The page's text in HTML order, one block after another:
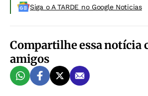
Siga o A TARDE no Google Noticias
Compartilhe essa notícia
amigos